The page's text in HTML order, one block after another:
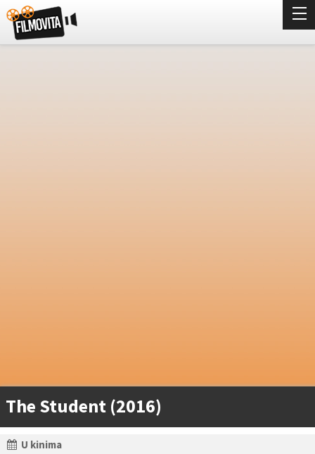
The Student (2016)
U kinima